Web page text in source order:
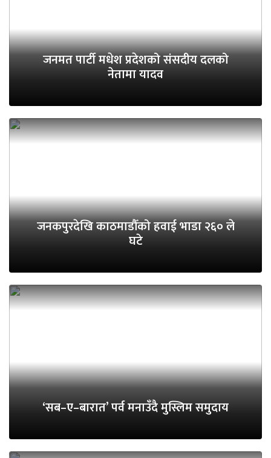
जनमत पार्टी मधेश प्रदेशको संसदीय दलको
नेतामा यादव
जनकपुरदेखि काठमाडौँको हवाई भाडा २६० ले
घटे
‘सब–ए–बारात’ पर्व मनाउँदै मुस्लिम समुदाय